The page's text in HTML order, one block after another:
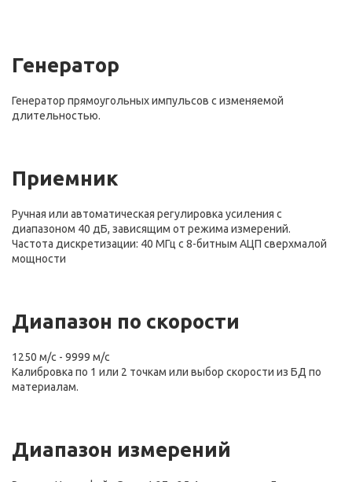
Генератор
Генератор прямоугольных импульсов с изменяемой
длительностью.
Приемник
Ручная или автоматическая регулировка усиления с
диапазоном 40 дБ, зависящим от режима измерений.
Частота дискретизации: 40 МГц с 8-битным АЦП сверхмалой
мощности
Диапазон по скорости
1250 м/с - 9999 м/с
Калибровка по 1 или 2 точкам или выбор скорости из БД по
материалам.
Диапазон измерений